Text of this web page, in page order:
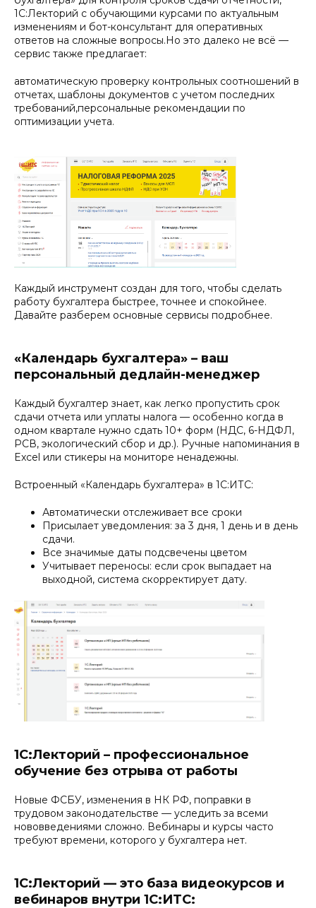
1С:Лекторий с обучающими курсами по актуальным
изменениям и бот-консультант для оперативных
ответов на сложные вопросы.Но это далеко не всё —
сервис также предлагает:
автоматическую проверку контрольных соотношений в
отчетах, шаблоны документов с учетом последних
требований,персональные рекомендации по
оптимизации учета.
Каждый инструмент создан для того, чтобы сделать
работу бухгалтера быстрее, точнее и спокойнее.
Давайте разберем основные сервисы подробнее.
«Календарь бухгалтера» – ваш
персональный дедлайн-менеджер
Каждый бухгалтер знает, как легко пропустить срок
сдачи отчета или уплаты налога — особенно когда в
одном квартале нужно сдать 10+ форм (НДС, 6-НДФЛ,
РСВ, экологический сбор и др.). Ручные напоминания в
Excel или стикеры на мониторе ненадежны.
Встроенный «Календарь бухгалтера» в 1С:ИТС:
Автоматически отслеживает все сроки
Присылает уведомления: за 3 дня, 1 день и в день
сдачи.
Все значимые даты подсвечены цветом
Учитывает переносы: если срок выпадает на
выходной, система скорректирует дату.
1С:Лекторий – профессиональное
обучение без отрыва от работы
Новые ФСБУ, изменения в НК РФ, поправки в
трудовом законодательстве — уследить за всеми
нововведениями сложно. Вебинары и курсы часто
требуют времени, которого у бухгалтера нет.
1С:Лекторий — это база видеокурсов и
вебинаров внутри 1С:ИТС: